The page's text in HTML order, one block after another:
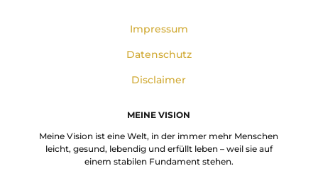
Impressum
Datenschutz
Disclaimer
MEINE VISION
Meine Vision ist eine Welt, in der immer mehr Menschen
leicht, gesund, lebendig und erfüllt leben – weil sie auf
einem stabilen Fundament stehen.